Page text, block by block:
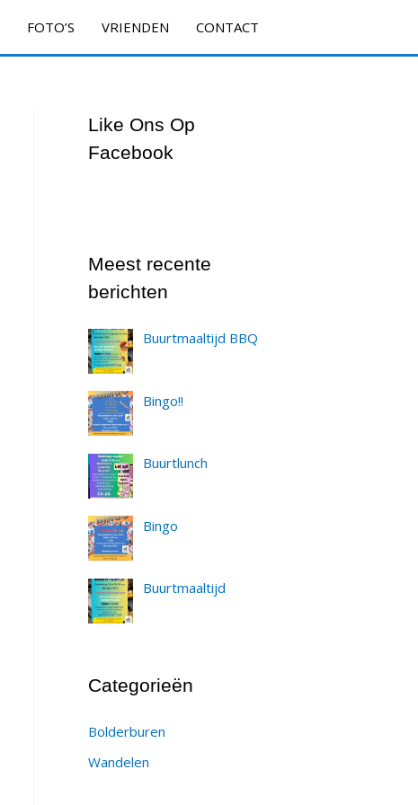
FOTO’S VRIENDEN CONTACT
Like Ons Op
Facebook
Meest recente
berichten
Buurtmaaltijd BBQ
Bingo!!
Buurtlunch
Bingo
Buurtmaaltijd
Categorieën
Bolderburen
Wandelen